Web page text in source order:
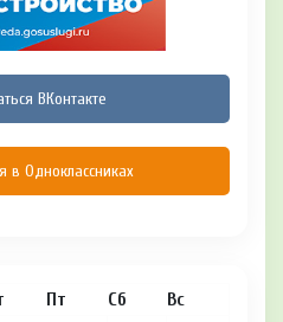
ВКонтакте
в Одноклассниках
Пт Сб Вс